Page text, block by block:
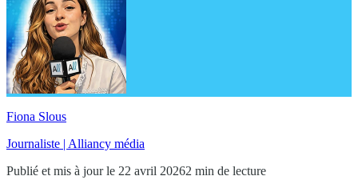
Fiona Slous
Journaliste | Alliancy média
Publié et mis à jour le 22 avril 20262 min de lecture